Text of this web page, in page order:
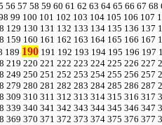
56 57 58 59 60 61 62 63 64 65 66 67 68
99 100 101 102 103 104 105 106 107
129 130 131 132 133 134 135 136 137
159 160 161 162 163 164 165 166 167
189 190 191 192 193 194 195 196 197
219 220 221 222 223 224 225 226 227
249 250 251 252 253 254 255 256 257
279 280 281 282 283 284 285 286 287
309 310 311 312 313 314 315 316 317
339 340 341 342 343 344 345 346 347
369 370 371 372 373 374 375 376 377